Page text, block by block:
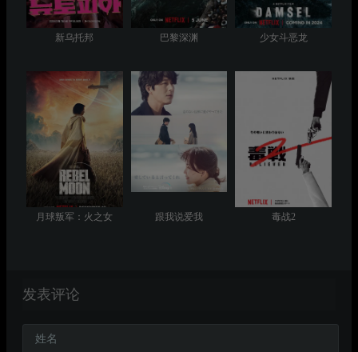
新乌托邦 巴黎深渊 少女斗恶龙
月球叛军：火之女 跟我说爱我 毒战2
发表评论
姓名